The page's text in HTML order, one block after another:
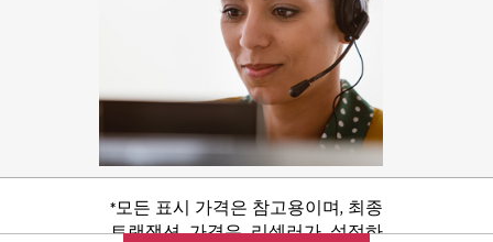
*모든 표시 가격은 참고용이며, 최종
트랜잭션 가격은 리셀러가 설정하